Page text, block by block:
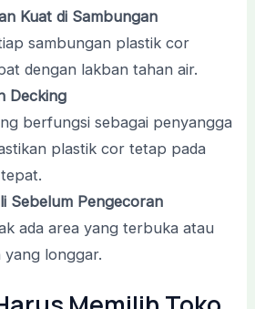
Kuat di Sambungan
sambungan plastik cor
dengan lakban tahan air.
Decking
berfungsi sebagai penyangga
plastik cor tetap pada
Sebelum Pengecoran
ada area yang terbuka atau
yang longgar.